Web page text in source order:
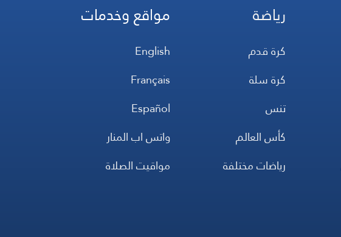
رياضة
كرة قدم
كرة سلة
تنس
كأس العالم
رياضات مختلفة
مواقع وخدمات
English
Français
Español
واتس اب المنار
مواقيت الصلاة